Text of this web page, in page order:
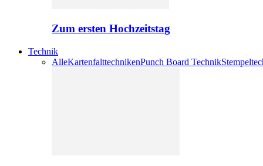
Zum ersten Hochzeitstag
Technik
AlleKartenfalttechnikenPunch Board Technik